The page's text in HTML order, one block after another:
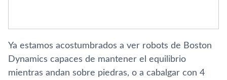
Ya estamos acostumbrados a ver robots de Boston
Dynamics capaces de mantener el equilibrio
mientras andan sobre piedras, o a cabalgar con 4